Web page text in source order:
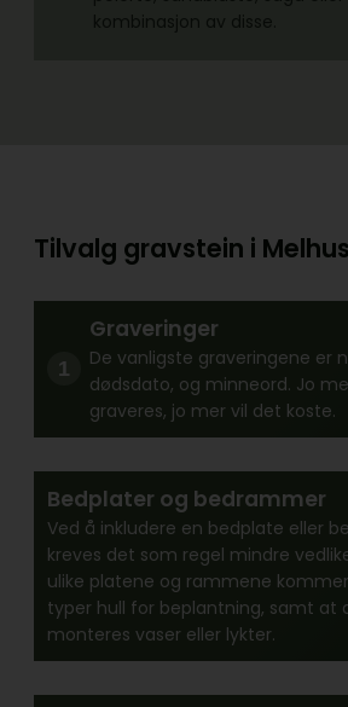
Tilvalg gravstein i
Graveringer
De vanligste graveringene er
dødsdato, og minneord. Jo
graveres, jo mer vil det koste.
Bedplater og bedrammer
Ved å inkludere en bedplate eller
kreves det som regel mindre
ulike platene og rammene
typer hull for beplantning, samt at
monteres vaser eller lykter.